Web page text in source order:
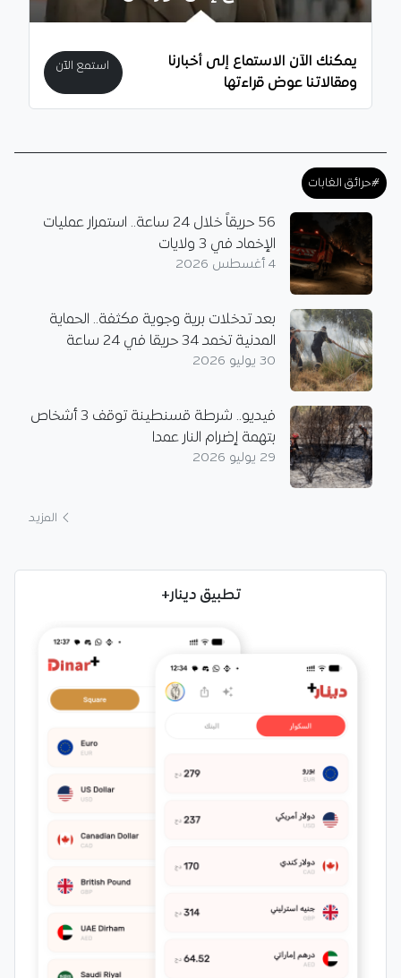
يمكنك الآن الاستماع إلى أخبارنا
ومقالاتنا عوض قراءتها
استمع الآن
#حرائق الغابات
56 حريقاً خلال 24 ساعة.. استمرار عمليات
الإخماد في 3 ولايات
4 أغسطس 2026
بعد تدخلات برية وجوية مكثفة.. الحماية
المدنية تخمد 34 حريقا في 24 ساعة
30 يوليو 2026
فيديو.. شرطة قسنطينة توقف 3 أشخاص
بتهمة إضرام النار عمدا
29 يوليو 2026
المزيد
تطبيق دينار+